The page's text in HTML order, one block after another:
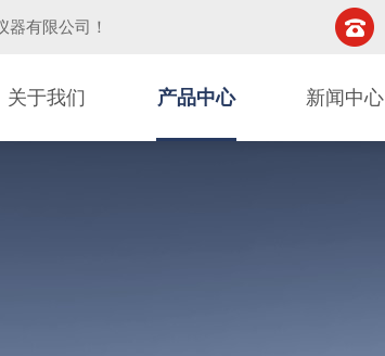
器有限公司 ！
关于我们 产品中心 新闻中心